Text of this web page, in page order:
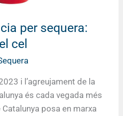
per sequera:
cel
i l’agreujament de la
és cada vegada més
posa en marxa